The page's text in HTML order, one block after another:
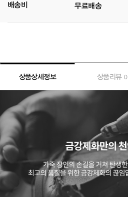
배송비 무료배송
상품상세정보 상품리뷰 0